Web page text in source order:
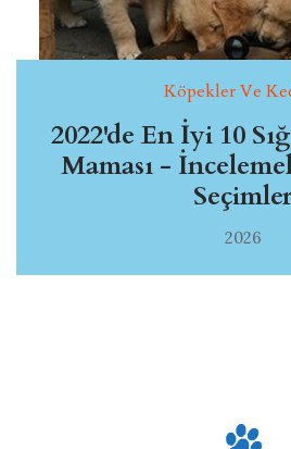
Köpekler Ve
2022'de En İyi 10
Maması -
2026